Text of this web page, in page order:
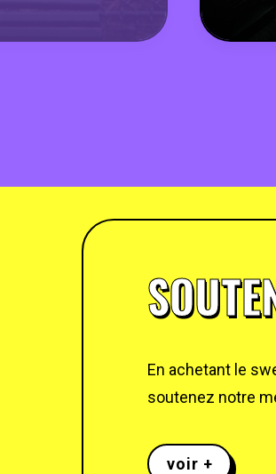
En achetant le
soutenez notre
voir +